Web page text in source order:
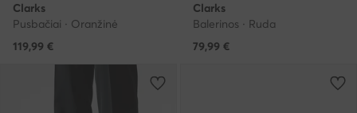
Clarks
Pusbačiai · Oranžinė
119,99 €
Clarks
Balerinos · Ruda
79,99 €